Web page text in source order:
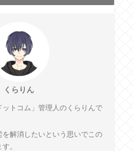
くらりん
ットコム」管理人のくらりんで
解消したいという思いでこの
。